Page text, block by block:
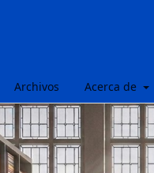
Archivos Acerca de